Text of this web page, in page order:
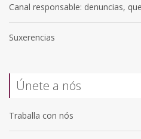
Canal responsable: denuncias,
Suxerencias
Únete a nós
Traballa con nós